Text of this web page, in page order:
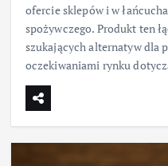
ofercie sklepów i w
spożywczego. Produkt ten
szukających alternatyw dla
oczekiwaniami rynku